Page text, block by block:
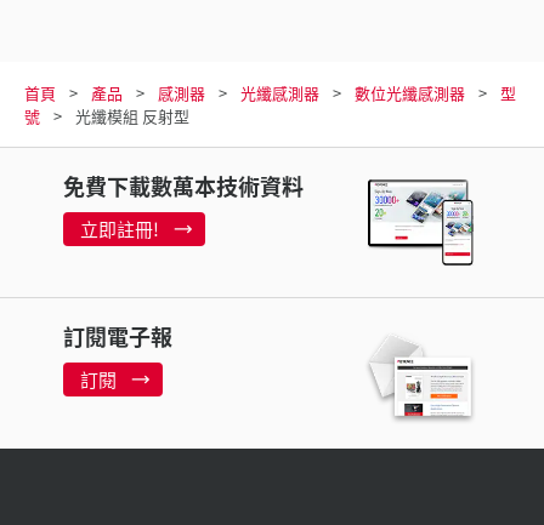
首頁 產品 感測器 光纖感測器 數位光纖感測器
型
號
光纖模組 反射型
免費下載數萬本技術資料
立即註冊!
訂閱電子報
訂閱